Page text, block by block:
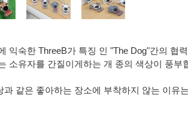
익숙한 ThreeB가 특징 인 "The Dog"간의 협
소유자를 간질이게하는 개 종의 색상이 풍
같은 좋아하는 장소에 부착하지 않는 이유